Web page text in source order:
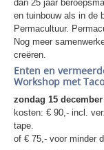
dan 25 jaar
en tuinbouw als in de
Permacultuur.
Nog meer
creëren.
Enten en
Workshop met
zondag 15 december
kosten: € 90,- incl.
tape.
of € 75,- voor minder